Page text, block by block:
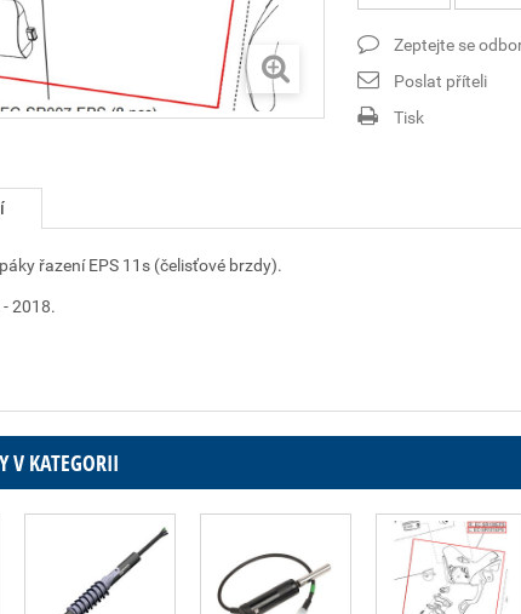
Zeptejte se
Poslat příteli
Tisk
řazení EPS 11s (čelisťové brzdy).
2018.
V KATEGORII